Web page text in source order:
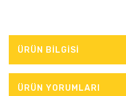
ÜRÜN BİLGİSİ
ÜRÜN YORUMLARI